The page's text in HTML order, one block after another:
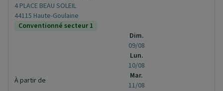
4 PLACE BEAU SOLEIL
44115 Haute-Goulaine
Conventionné secteur 1
À partir de
Dim.
09/08
Lun.
10/08
Mar.
11/08